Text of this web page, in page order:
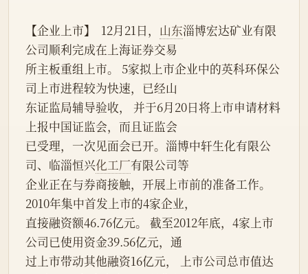
【企业上市】  12月21日， 山东淄博宏达矿业有限
公司顺利完成在上海证券交易
所主板重组上市。 5家拟上市企业中的英科环保公
司上市进程较为快速，已经山
东证监局辅导验收， 并于6月20日将上市申请材料
上报中国证监会，而且证监会
已受理，一次见面会已开。淄博中轩生化有限公
司、临淄恒兴化工厂有限公司等
企业正在与券商接触，开展上市前的准备工作。
2010年集中首发上市的4家企业，
直接融资额46.76亿元。 截至2012年底，4家上市
公司已使用资金39.56亿元，通
过上市带动其他融资16亿元， 上市公司总市值达